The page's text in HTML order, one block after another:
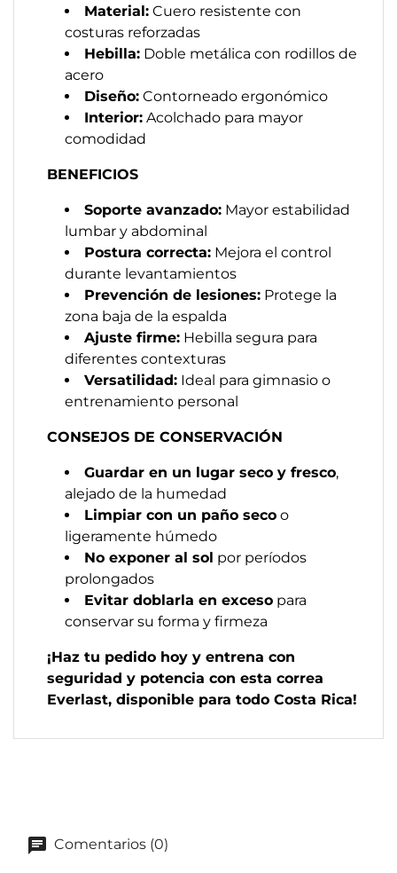
Material: Cuero resistente con
costuras reforzadas
Hebilla: Doble metálica con rodillos de
acero
Diseño: Contorneado ergonómico
Interior: Acolchado para mayor
comodidad
BENEFICIOS
Soporte avanzado: Mayor estabilidad
lumbar y abdominal
Postura correcta: Mejora el control
durante levantamientos
Prevención de lesiones: Protege la
zona baja de la espalda
Ajuste firme: Hebilla segura para
diferentes contexturas
Versatilidad: Ideal para gimnasio o
entrenamiento personal
CONSEJOS DE CONSERVACIÓN
Guardar en un lugar seco y fresco,
alejado de la humedad
Limpiar con un paño seco o
ligeramente húmedo
No exponer al sol por períodos
prolongados
Evitar doblarla en exceso para
conservar su forma y firmeza
¡Haz tu pedido hoy y entrena con
seguridad y potencia con esta correa
Everlast, disponible para todo Costa Rica!
Comentarios (0)